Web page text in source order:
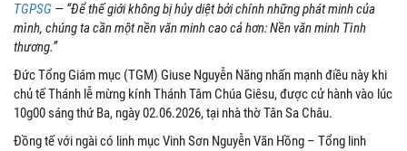
TGPSG — “Để thế giới không bị hủy diệt bởi chính những phát minh của
mình, chúng ta cần một nền văn minh cao cả hơn: Nền văn minh Tình
thương.”
Đức Tổng Giám mục (TGM) Giuse Nguyễn Năng nhấn mạnh điều này khi
chủ tế Thánh lễ mừng kính Thánh Tâm Chúa Giêsu, được cử hành vào lúc
10g00 sáng thứ Ba, ngày 02.06.2026, tại nhà thờ Tân Sa Châu.
Đồng tế với ngài có linh mục Vinh Sơn Nguyễn Văn Hồng – Tổng linh